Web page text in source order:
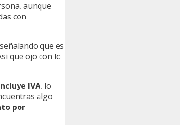
aunque
con
que es
que ojo con lo
IVA, lo
algo
por